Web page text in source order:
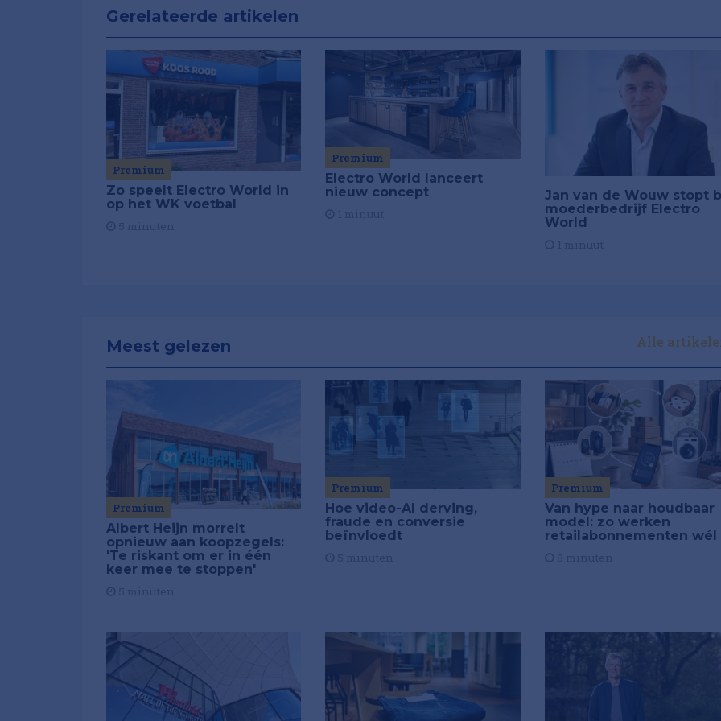
Gerelateerde artikelen
Premium
Zo speelt Electro World in
op het WK voetbal
Premium
Electro World lanceert
nieuw concept
Jan van de Wouw stopt
moederbedrijf Electro
World
Meest gelezen Alle
Premium
Albert Heijn morrelt
opnieuw aan koopzegels:
'Te riskant om er in één
keer mee te stoppen'
Premium
Hoe video-AI derving,
fraude en conversie
beïnvloedt
Premium
Van hype naar houdbaar
model: zo werken
retailabonnementen wél